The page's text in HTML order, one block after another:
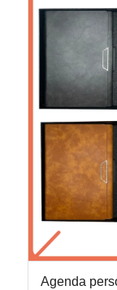
Agenda